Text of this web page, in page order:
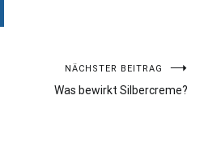
NÄCHSTER BEITRAG
Was bewirkt Silbercreme?